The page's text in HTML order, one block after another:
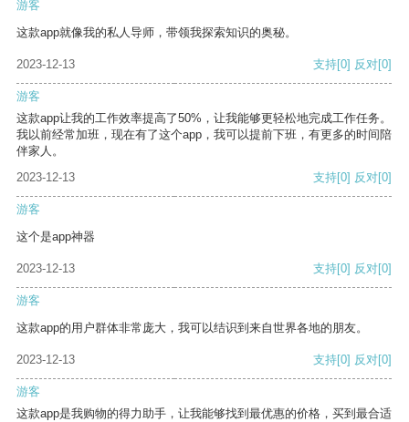
游客
这款app就像我的私人导师，带领我探索知识的奥秘。
2023-12-13 支持[0] 反对[0]
游客
这款app让我的工作效率提高了50%，让我能够更轻松地完成工作任务。
我以前经常加班，现在有了这个app，我可以提前下班，有更多的时间陪
伴家人。
2023-12-13
支持[0] 反对[0]
游客
这个是app神器
2023-12-13 支持[0] 反对[0]
游客
这款app的用户群体非常庞大，我可以结识到来自世界各地的朋友。
2023-12-13 支持[0] 反对[0]
游客
这款app是我购物的得力助手，让我能够找到最优惠的价格，买到最合适